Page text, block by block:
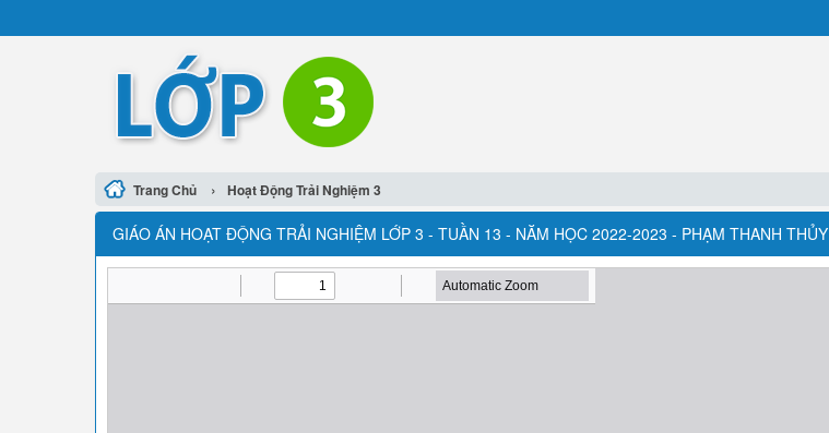
Trang Chủ › Hoạt Động Trải Nghiệm 3
GIÁO ÁN HOẠT ĐỘNG TRẢI NGHIỆM LỚP 3 - TUẦN 13 - NĂM HỌC 2022-2023 - PHẠM THANH THỦY